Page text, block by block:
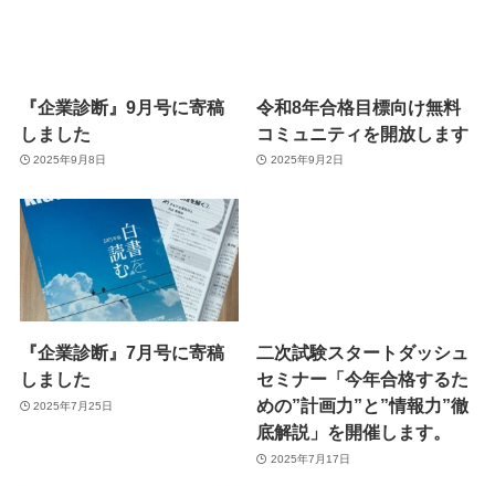
『企業診断』9月号に寄稿
しました
2025年9月8日
令和8年合格目標向け無料
コミュニティを開放します
2025年9月2日
『企業診断』7月号に寄稿
しました
2025年7月25日
二次試験スタートダッシュ
セミナー「今年合格するた
めの”計画力”と”情報力”徹
底解説」を開催します。
2025年7月17日